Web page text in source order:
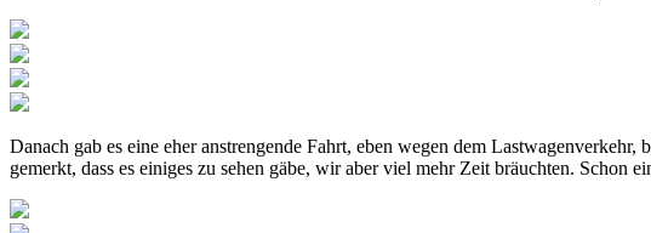
Danach gab es eine eher anstrengende Fahrt, eben wegen dem
gemerkt, dass es einiges zu sehen gäbe, wir aber viel mehr Zeit bräuchten. Schon